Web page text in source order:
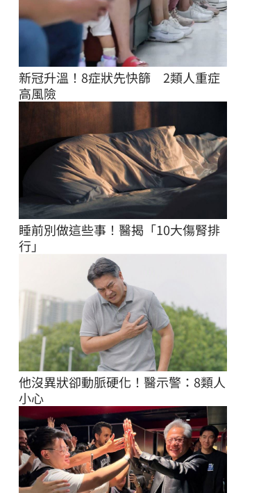
新冠升溫！8症狀先快篩　2類人重症
高風險
睡前別做這些事！醫揭「10大傷腎排
行」
他沒異狀卻動脈硬化！醫示警：8類人
小心